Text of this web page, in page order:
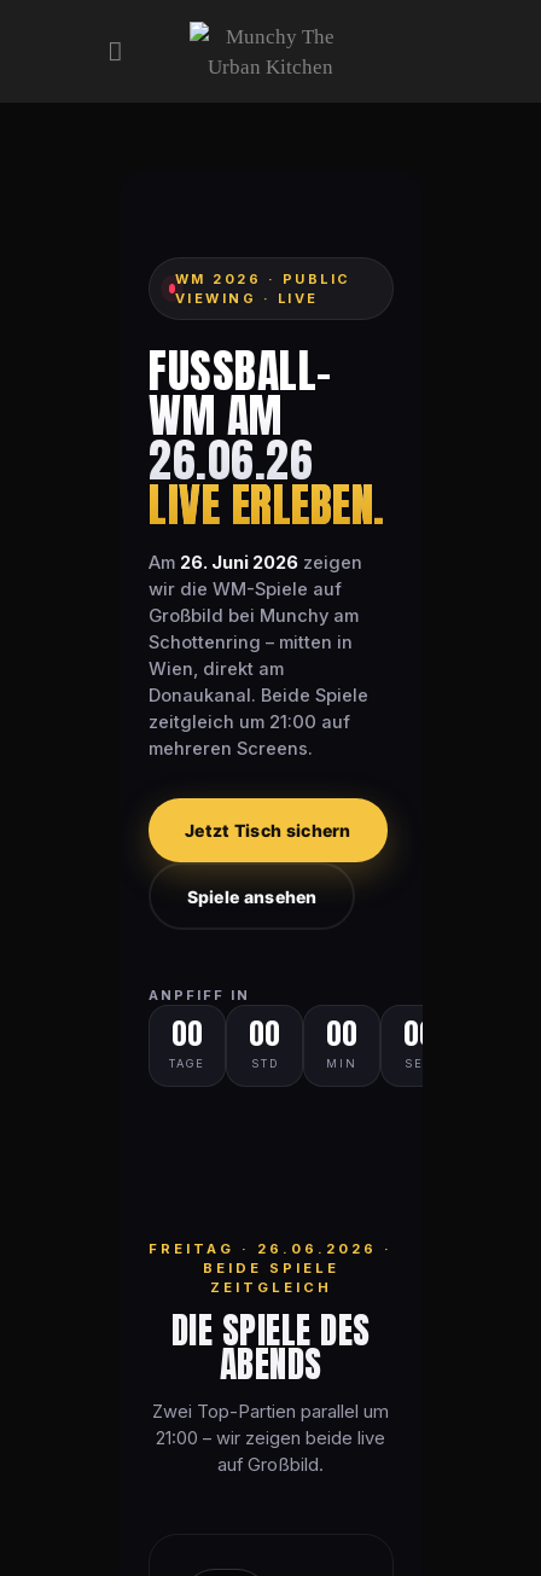
AFTER WORK
CONTACT
RESERVATIONS
WM 2026 · PUBLIC
VIEWING · LIVE
FUSSBALL-W
M AM 2
6.06.26
LIVE ERLEBEN.
Am 26. Juni 2026 zeigen
wir die WM-Spiele auf
Großbild bei Munchy am
Schottenring – mitten in
Wien, direkt am
Donaukanal. Beide Spiele
zeitgleich um 21:00 auf
mehreren Screens.
Jetzt Tisch sichern
Spiele ansehen
ANPFIFF IN
00
TAGE
00
STD
00
MIN
00
SEK
FREITAG · 26.06.2026 ·
BEIDE SPIELE
ZEITGLEICH
DIE SPIELE DES
ABENDS
Zwei Top-Partien parallel um
21:00 – wir zeigen beide live
auf Großbild.